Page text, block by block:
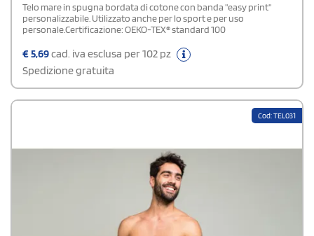
Telo mare in spugna bordata di cotone con banda "easy print''
personalizzabile. Utilizzato anche per lo sport e per uso
personale.Certificazione: OEKO-TEX® standard 100
€5,69cad. iva esclusa per 102 pz
Spedizione gratuita
Cod: TEL031